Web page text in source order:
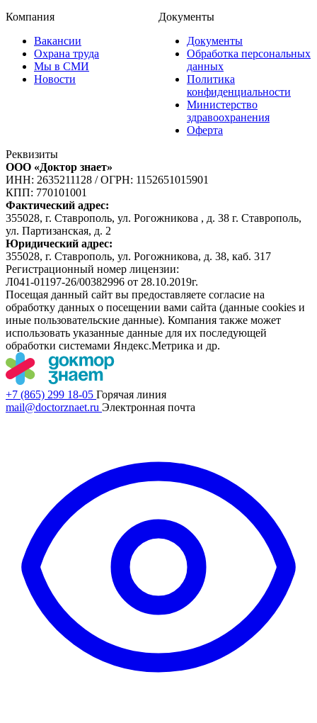
Компания
Вакансии
Охрана труда
Мы в СМИ
Новости
Документы
Документы
Обработка персональных
данных
Политика
конфиденциальности
Министерство
здравоохранения
Оферта
Реквизиты
ООО «Доктор знает»
ИНН: 2635211128 /ОГРН: 1152651015901
КПП: 770101001
Фактический адрес:
355028, г. Ставрополь, ул. Рогожникова , д. 38 г. Ставрополь,
ул. Партизанская, д. 2
Юридический адрес:
355028, г. Ставрополь, ул. Рогожникова, д. 38, каб. 317
Регистрационный номер лицензии:
Л041-01197-26/00382996 от 28.10.2019г.
Посещая данный сайт вы предоставляете согласие на
обработку данных о посещении вами сайта (данные cookies и
иные пользовательские данные). Компания также может
использовать указанные данные для их последующей
обработки системами Яндекс.Метрика и др.
+7 (865) 299 18-05 Горячая линия
mail@doctorznaet.ru Электронная почта